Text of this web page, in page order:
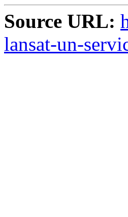
Source URL:
lansat-un-